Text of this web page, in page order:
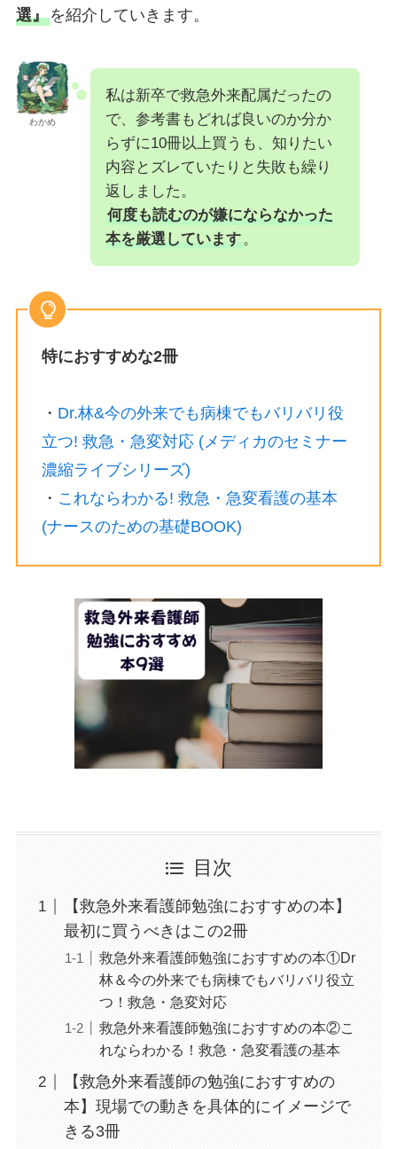
選』を紹介していきます。
わかめ
私は新卒で救急外来配属だったの
で、参考書もどれば良いのか分か
らずに10冊以上買うも、知りたい
内容とズレていたりと失敗も繰り
返しました。
何度も読むのが嫌にならなかった
本を厳選しています 。
特におすすめな2冊
・ Dr.林&今の外来でも病棟でもバリバリ役
立つ! 救急・急変対応 (メディカのセミナー
濃縮ライブシリーズ)
・ これならわかる! 救急・急変看護の基本
(ナースのための基礎BOOK)
目次
【救急外来看護師勉強におすすめの本】
最初に買うべきはこの2冊
救急外来看護師勉強におすすめの本①Dr
林＆今の外来でも病棟でもバリバリ役立
つ！救急・急変対応
救急外来看護師勉強におすすめの本②こ
れならわかる！救急・急変看護の基本
【救急外来看護師の勉強におすすめの
本】現場での動きを具体的にイメージで
きる3冊